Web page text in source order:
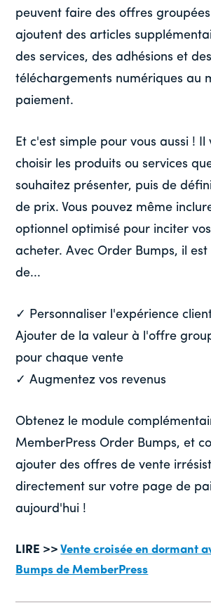
peuvent faire des offres
ajoutent des articles
des services, des adhésions et des
téléchargements numériques au
paiement.
Et c'est simple pour vous aussi !
choisir les produits ou services
souhaitez présenter, puis de
de prix. Vous pouvez même
optionnel optimisé pour inciter
acheter. Avec Order Bumps, il
de...
✓ Personnaliser l'expérience
Ajouter de la valeur à l'offre
pour chaque vente
✓ Augmentez vos revenus
Obtenez le module
MemberPress Order Bumps, et
ajouter des offres de vente
directement sur votre page de
aujourd'hui !
LIRE >>Vente croisée en dormant
Bumps de MemberPress